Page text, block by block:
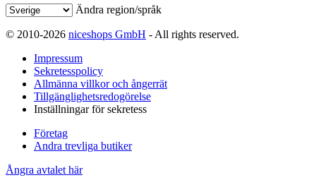
Ändra region/språk
© 2010-2026 niceshops GmbH - All rights reserved.
Impressum
Sekretesspolicy
Allmänna villkor och ångerrät
Tillgänglighetsredogörelse
Inställningar för sekretess
Företag
Andra trevliga butiker
Ångra avtalet här